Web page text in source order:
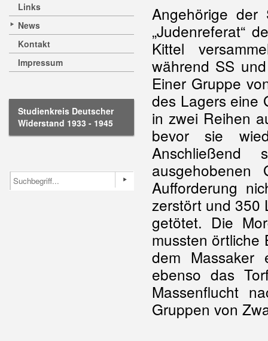
Links
News
Kontakt
Impressum
Studienkreis Deutscher
Widerstand 1933 - 1945
Angehörige der
„Judenreferat“
Kittel
während SS
Einer Gruppe
des Lagers eine
in zwei Reihen
bevor sie
Aufforderung
zerstört und 350
getötet. Die
mussten örtliche
dem
ebenso das
Massenflucht
Gruppen von